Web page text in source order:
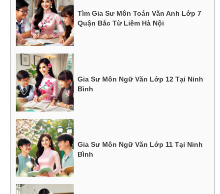
Tìm Gia Sư Môn Toán Văn Anh Lớp 7
Quận Bắc Từ Liêm Hà Nội
Gia Sư Môn Ngữ Văn Lớp 12 Tại Ninh
Bình
Gia Sư Môn Ngữ Văn Lớp 11 Tại Ninh
Bình